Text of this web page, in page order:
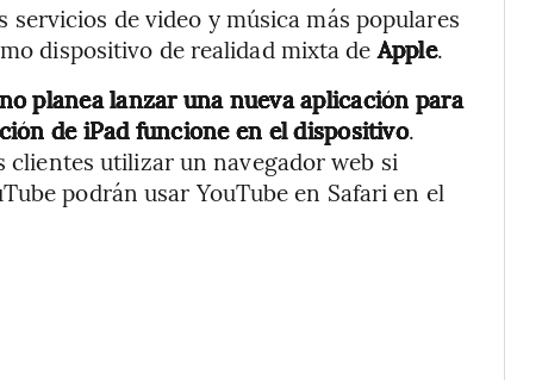
servicios de video y música más populares
dispositivo de realidad mixta deApple.
planea lanzar una nueva aplicación para
de iPad funcione en el dispositivo.
clientes utilizar un navegador web si
podrán usar YouTube en Safari en el